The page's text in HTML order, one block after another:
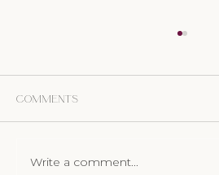
Comments
Write a comment...